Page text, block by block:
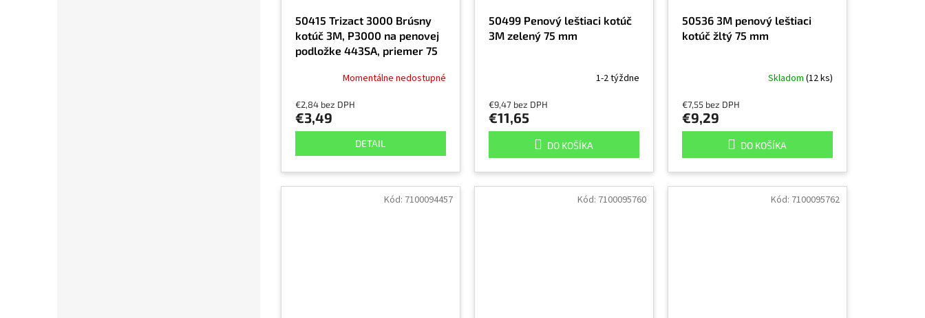
50415 Trizact 3000 Brúsny
kotúč 3M, P3000 na penovej
podložke 443SA, priemer 75
Momentálne nedostupné
€2,84 bez DPH
€3,49
DETAIL
50499 Penový leštiaci kotúč
3M zelený 75 mm
1-2 týždne
€9,47 bez DPH
€11,65
DO KOŠÍKA
50536 3M penový leštiaci
kotúč žltý 75 mm
Skladom (12 ks)
€7,55 bez DPH
€9,29
DO KOŠÍKA
Kód: 7100094457 Kód: 7100095760 Kód: 7100095762